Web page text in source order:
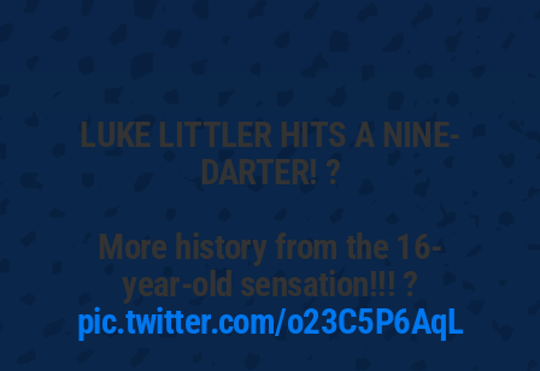
LUKE LITTLER HITS A NINE-
DARTER! ?
More history from the 16-
year-old sensation!!! ?
pic.twitter.com/o23C5P6AqL